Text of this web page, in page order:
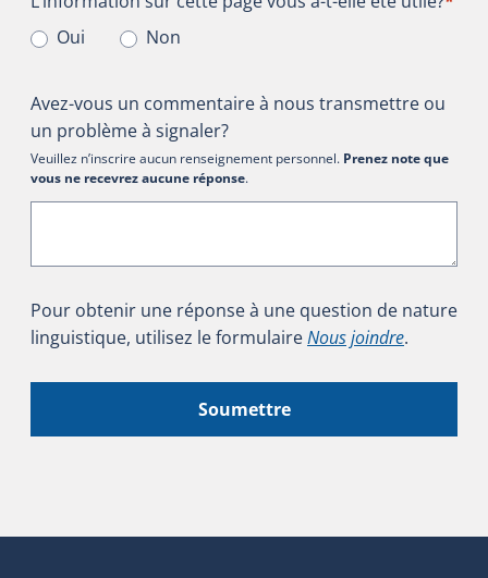
Oui
Non
Avez-vous un commentaire à nous transmettre ou
un problème à signaler?
Veuillez n’inscrire aucun renseignement personnel. Prenez note que
vous ne recevrez aucune réponse.
Pour obtenir une réponse à une question de nature
linguistique, utilisez le formulaireNous joindre.
Soumettre